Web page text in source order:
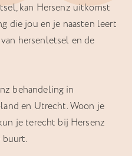
kan Hersenz uitkomst
die jou en je naasten leert
hersenletsel en de
behandeling in
en Utrecht. Woon je
je terecht bij Hersenz